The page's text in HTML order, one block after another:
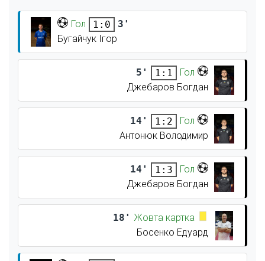
Гол 1:0
3'
Бугайчук Ігор
5' 1:1
Гол
Джебаров Богдан
14' 1:2
Гол
Антонюк Володимир
14' 1:3
Гол
Джебаров Богдан
18' Жовта картка
Босенко Едуард